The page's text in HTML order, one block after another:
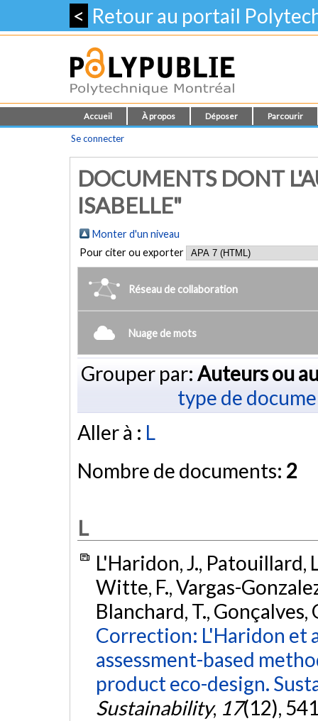
< Retour au portail
Accueil À propos Déposer Parcourir
Se connecter
DOCUMENTS DONT
ISABELLE"
Monter d'un niveau
Pour citer ou exporter
Réseau de collaboration
Nuage de mots
Grouper par: Auteurs ou
type de
Aller à : L
Nombre de documents: 2
L
L'Haridon, J., Patouillard,
Witte, F., Vargas-
Blanchard, T.,
Correction: L'Haridon et
assessment-based
product eco-design.
Sustainability, 17(12),